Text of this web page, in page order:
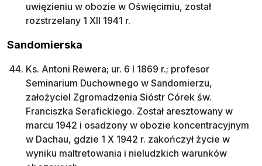
uwięzieniu w obozie w Oświęcimiu, został
rozstrzelany 1 XII 1941 r.
Sandomierska
Ks. Antoni Rewera; ur. 6 I 1869 r.; profesor
Seminarium Duchownego w Sandomierzu,
założyciel Zgromadzenia Sióstr Córek św.
Franciszka Serafickiego. Został aresztowany w
marcu 1942 i osadzony w obozie koncentracyjnym
w Dachau, gdzie 1 X 1942 r. zakończył życie w
wyniku maltretowania i nieludzkich warunków